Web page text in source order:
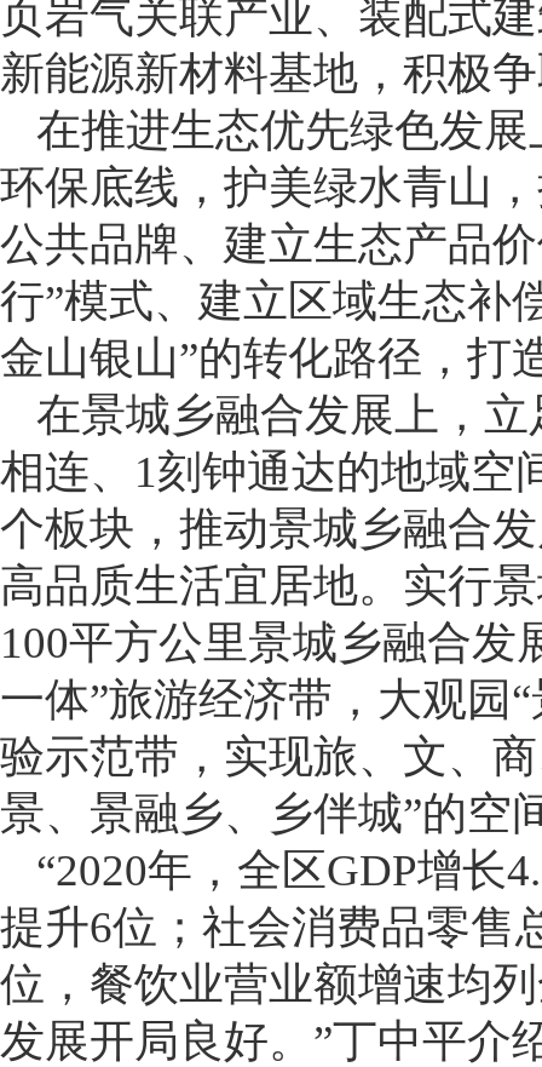
页岩气关联产业、装配式
新能源新材料基地，积极
在推进生态优先绿色发
环保底线，护美绿水青山
公共品牌、建立生态产品
行”模式、建立区域生态补
金山银山”的转化路径，打
在景城乡融合发展上，
相连、1刻钟通达的地域空
个板块，推动景城乡融合
高品质生活宜居地。实行
100平方公里景城乡融合发
一体”旅游经济带，大观园
验示范带，实现旅、文、
景、景融乡、乡伴城”的空
“2020年，全区GDP增长
提升6位；社会消费品零售
位，餐饮业营业额增速均
发展开局良好。”丁中平介